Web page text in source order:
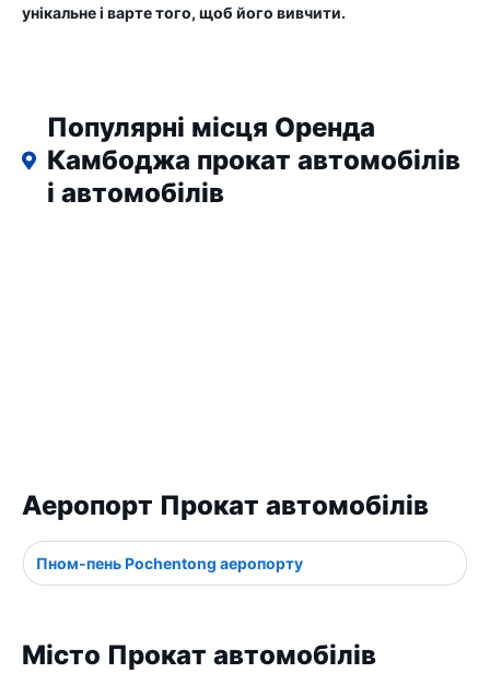
унікальне і варте того, щоб його вивчити.
Популярні місця Оренда
Камбоджа прокат автомобілів
і автомобілів
Аеропорт Прокат автомобілів
Пном-пень Pochentong аеропорту
Місто Прокат автомобілів